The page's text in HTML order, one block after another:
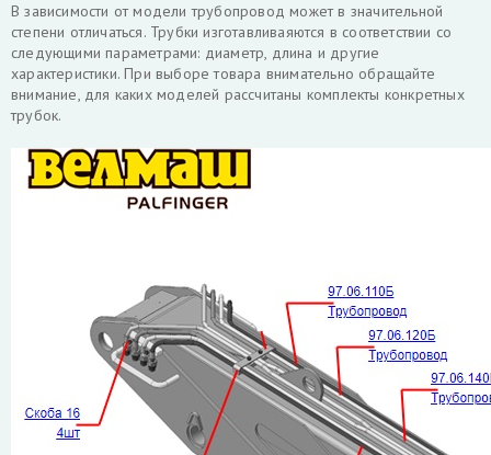
В зависимости от модели трубопровод может в значительной
степени отличаться. Трубки изготавливаяются в соответствии со
следующими параметрами: диаметр, длина и другие
характеристики. При выборе товара внимательно обращайте
внимание, для каких моделей рассчитаны комплекты конкретных
трубок.